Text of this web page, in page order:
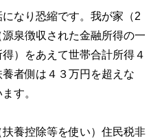
なり恐縮です。我が家（2
泉徴収された金融所得の一
）をあえて世帯合計所得４
者側は４３万円を超えな
す。
養控除等を使い）住民税非